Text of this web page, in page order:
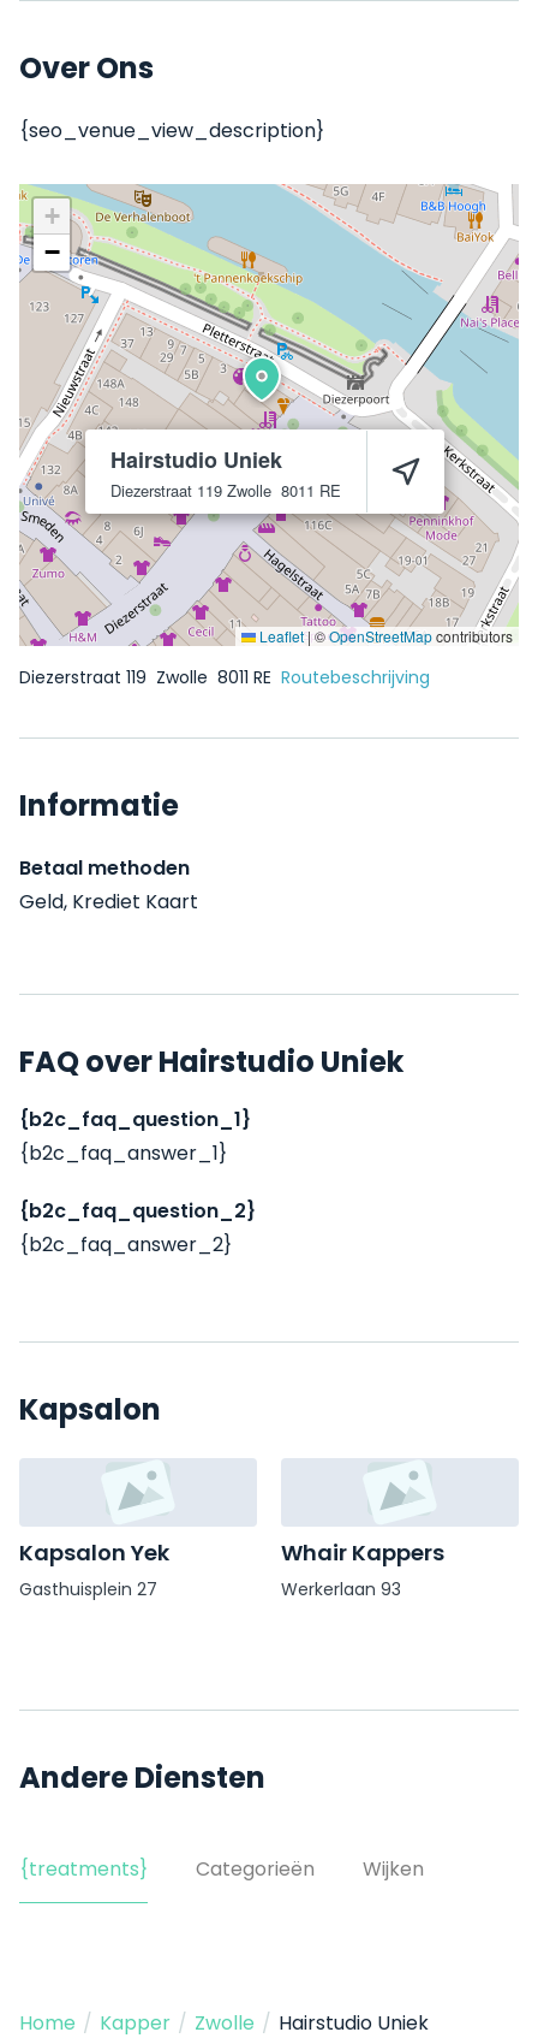
Over Ons
{seo_venue_view_description}
Hairstudio Uniek
Diezerstraat 119 Zwolle 8011 RE
+
−
Leaflet|©OpenStreetMapcontributors
Diezerstraat 119 Zwolle 8011 RE Routebeschrijving
Informatie
Betaal methoden
Geld, Krediet Kaart
FAQ over Hairstudio Uniek
{b2c_faq_question_1}
{b2c_faq_answer_1}
{b2c_faq_question_2}
{b2c_faq_answer_2}
Kapsalon
Kapsalon Yek
Gasthuisplein 27
Whair Kappers
Werkerlaan 93
Andere Diensten
{treatments} Categorieën Wijken
Home / Kapper / Zwolle / Hairstudio Uniek